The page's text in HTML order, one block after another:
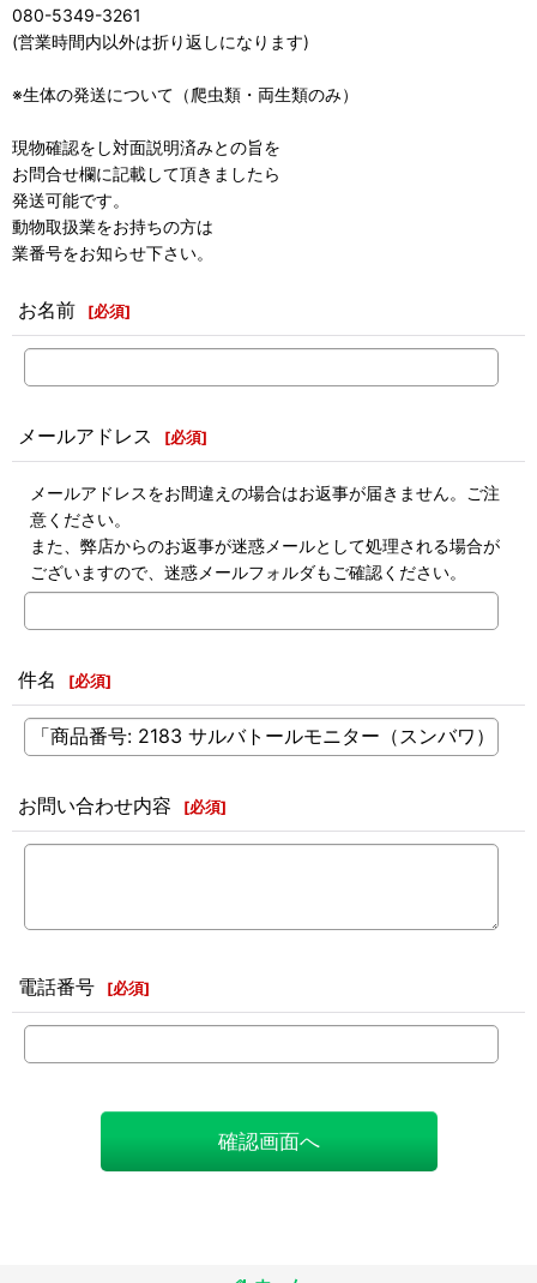
080-5349-3261
(営業時間内以外は折り返しになります)
※生体の発送について（爬虫類・両生類のみ）
現物確認をし対面説明済みとの旨を
お問合せ欄に記載して頂きましたら
発送可能です。
動物取扱業をお持ちの方は
業番号をお知らせ下さい。
お名前 [必須]
メールアドレス [必須]
メールアドレスをお間違えの場合はお返事が届きません。ご注
意ください。
また、弊店からのお返事が迷惑メールとして処理される場合が
ございますので、迷惑メールフォルダもご確認ください。
件名 [必須]
お問い合わせ内容 [必須]
電話番号 [必須]
確認画面へ